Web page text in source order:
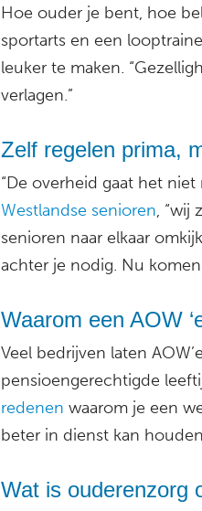
Hoe ouder je bent, hoe
sportarts en een
leuker te maken.
verlagen.”
Zelf regelen prima,
“De overheid gaat het niet
Westlandse senioren, “wij
senioren naar elkaar
achter je nodig. Nu
Waarom een AOW
Veel bedrijven laten
pensioengerechtigde
redenen waarom je een
beter in dienst kan
Wat is ouderenzorg